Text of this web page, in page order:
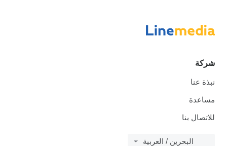
شركة
نبذة عنا
مساعدة
للاتصال بنا
البحرين / العربية